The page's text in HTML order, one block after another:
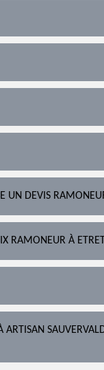
UN DEVIS
RAMONEUR À